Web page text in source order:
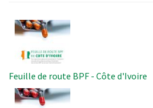
Image
Feuille de route BPF - Côte d'Ivoire
Image